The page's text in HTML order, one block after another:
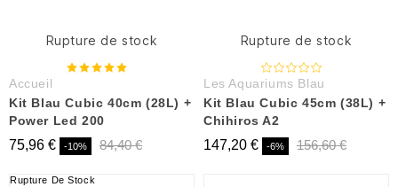
Rupture de stock
Accueil
Kit Blau Cubic 40cm (28L) +
Power Led 200
75,96 € -10% 84,40 €
Rupture de stock
Les Aquariums Blau
Kit Blau Cubic 45cm (38L) +
Chihiros A2
147,20 € -6% 156,60 €
Rupture De Stock